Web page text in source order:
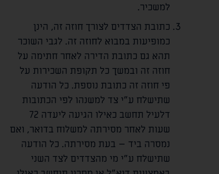
למשכיר.
כתובת הצדדים לצורך חוזה זה, הינן
כמופיעות במבוא לחוזה זה. לגבי השוכר
תהא גם כתובת הדירה לאחר חתימה על
חוזה זה ובמשך כל תקופת השכירות על
פי חוזה זה כתובת נוספת. כל הודעה
שתישלח ע"י צד למשנהו לפי הכתובות
דלעיל תחשב כאילו הגיעה ליעדה 72
שעות לאחר מסירתה למשלוח בדואר, ואם
נמסרה ביד – בעת מסירתה. כל הודעה
שתישלח ע"י מי מהצדדים לצד השני